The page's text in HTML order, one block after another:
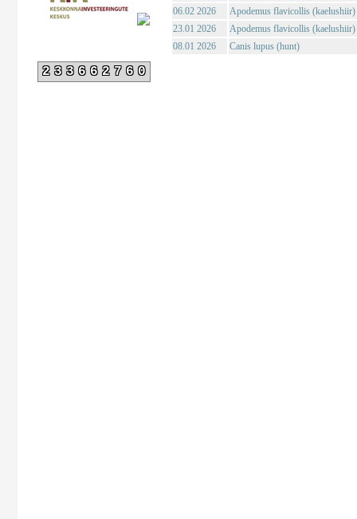
233662760
06.02 2026
Apodemus flavicollis (kaelushiir)
23.01 2026
Apodemus flavicollis (kaelushiir)
08.01 2026
Canis lupus (hunt)